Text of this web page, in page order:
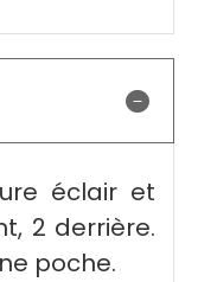
éclair et
2 derrière.
poche.